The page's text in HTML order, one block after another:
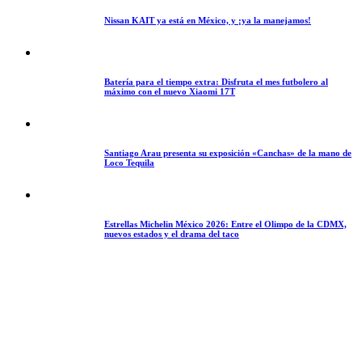
Nissan KAIT ya está en México, y ¡ya la manejamos!
Batería para el tiempo extra: Disfruta el mes futbolero al
máximo con el nuevo Xiaomi 17T
Santiago Arau presenta su exposición «Canchas» de la mano de
Loco Tequila
Estrellas Michelin México 2026: Entre el Olimpo de la CDMX,
nuevos estados y el drama del taco